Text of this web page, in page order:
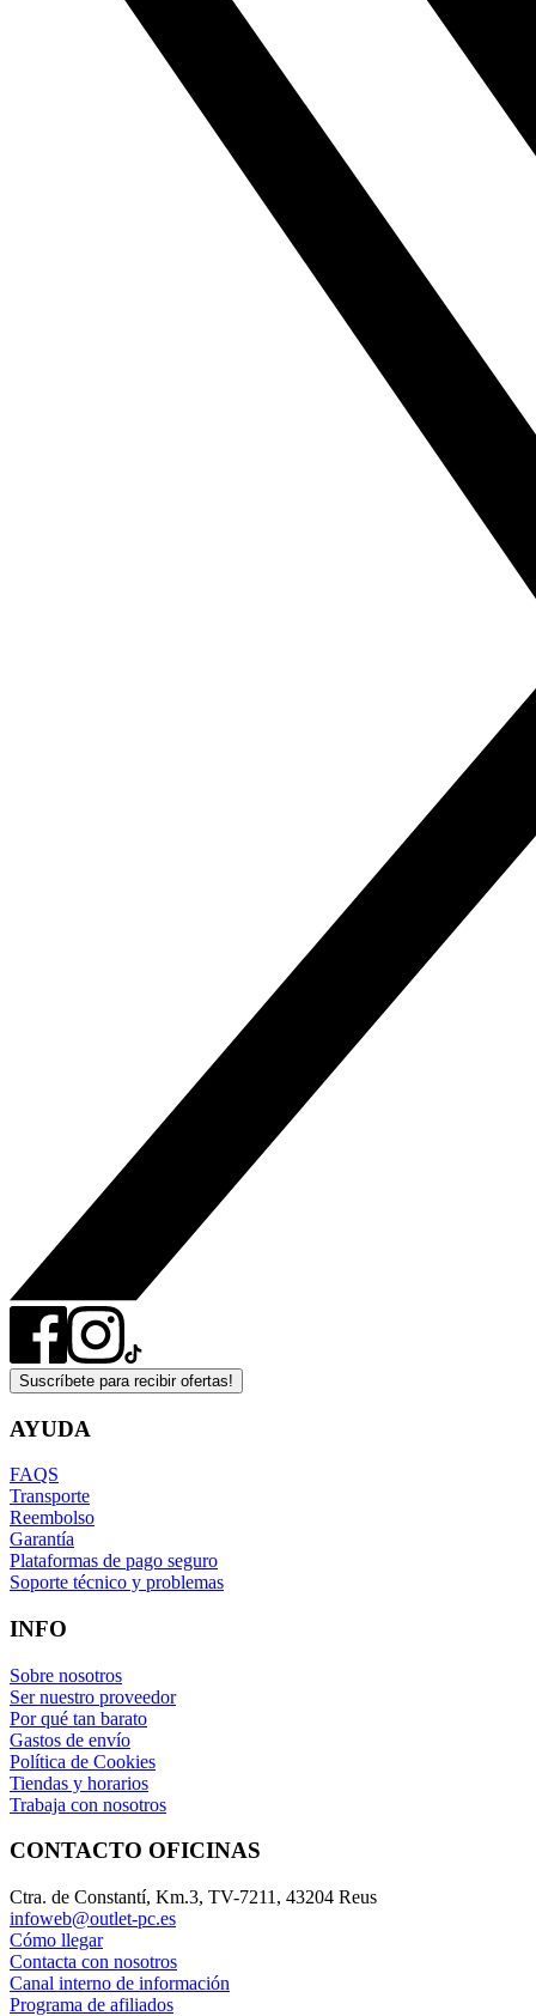
Suscríbete para recibir ofertas!
AYUDA
FAQS
Transporte
Reembolso
Garantía
Plataformas de pago seguro
Soporte técnico y problemas
INFO
Sobre nosotros
Ser nuestro proveedor
Por qué tan barato
Gastos de envío
Política de Cookies
Tiendas y horarios
Trabaja con nosotros
CONTACTO OFICINAS
Ctra. de Constantí, Km.3, TV-7211, 43204 Reus
infoweb@outlet-pc.es
Cómo llegar
Contacta con nosotros
Canal interno de información
Programa de afiliados